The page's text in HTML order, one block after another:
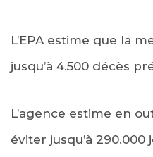
L’EPA estime que la
jusqu’à 4.500 décès
L’agence estime en
éviter jusqu’à